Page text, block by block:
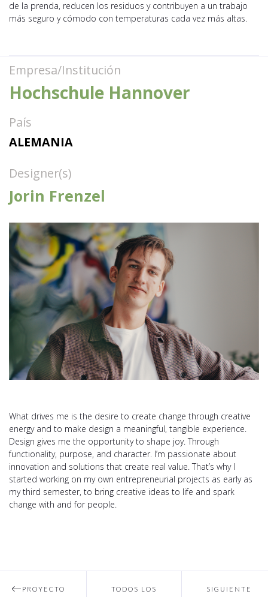
de la prenda, reducen los residuos y contribuyen a un trabajo
más seguro y cómodo con temperaturas cada vez más altas.
Empresa/Institución
Hochschule Hannover
País
ALEMANIA
Designer(s)
Jorin Frenzel
What drives me is the desire to create change through creative
energy and to make design a meaningful, tangible experience.
Design gives me the opportunity to shape joy. Through
functionality, purpose, and character. I’m passionate about
innovation and solutions that create real value. That’s why I
started working on my own entrepreneurial projects as early as
my third semester, to bring creative ideas to life and spark
change with and for people.
PROYECTO TODOS LOS SIGUIENTE